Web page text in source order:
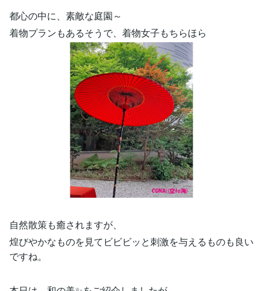
都心の中に、素敵な庭園～
着物プランもあるそうで、着物女子もちらほら
自然散策も癒されますが、
煌びやかなものを見てビビビッと刺激を与えるものも良い
ですね。